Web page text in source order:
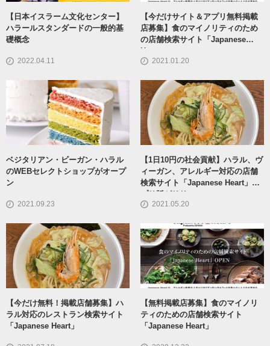
【日本イスラーム文化センター】
ハラールスタンダードの一般的基
礎概念
2022.04.11
【今だけサイト＆アプリ無料掲載
店募集】食のマイノリティのため
の店舗検索サイト「Japanese
Heart」
2021.01.20
ベジタリアン・ビーガン・ハラル
のWEBセレクトショップがオープ
ン
2021.09.23
【1日10円の社会貢献】ハラル、ヴ
ィーガン、アレルギー対応の店舗
検索サイト「Japanese Heart」ア
プリ版がリリース
2021.05.20
【今だけ無料！掲載店舗募集】ハ
ラル対応のレストラン検索サイト
「Japanese Heart」
【無料掲載店募集】食のマイノリ
ティのための店舗検索サイト
「Japanese Heart」